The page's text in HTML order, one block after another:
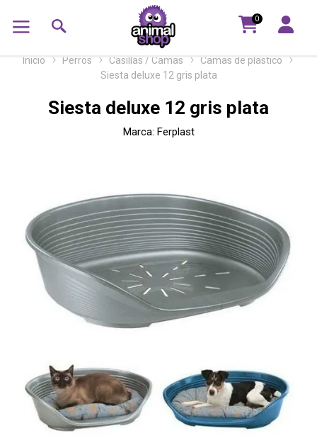
0
Inicio Perros Casillas / Camas
Camas de plástico
Siesta deluxe 12 gris plata
Siesta deluxe 12 gris plata
Marca: Ferplast